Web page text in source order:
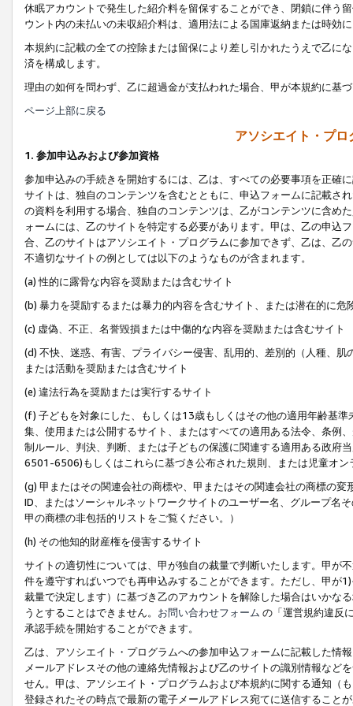
休眠アカウントで発生した紹介料を留保することができ、閉鎖に伴う
ウント内の未払いの未収紹介料は、適用法による国庫返納または時効
本規約に記載の全ての控除または留保により差し引かれたうえで乙に
済を構成します。
理由の如何を問わず、乙に超過金が支払われた場合、甲が本規約に基
ページ上部に戻る
アソシエイト・プ
1. 参加申込みおよび参加資格
参加申込みの手続きを開始するには、乙は、すべての必要事項を正確
サイトは、独自のコンテンツを含むとともに、申込フォームに記載さ
の資料を利用する場合、独自のコンテンツは、乙がコンテンツに含め
ォームには、乙のサイトを特定する必要があります。甲は、乙の申込
合、乙のサイトはアソシエイト・プログラムに参加できず、乙は、乙
不適切なサイトの例としては以下のようなものが含まれます。
(a) 性的に露骨な内容を奨励または含むサイト
(b) 暴力を奨励するまたは暴力的内容を含むサイト、または潜在的に
(c) 虚偽、不正、名誉毀損または中傷的な内容を奨励または含むサイト
(d) 不快、迷惑、有害、プライバシー侵害、乱用的、差別的（人種、
または活動を奨励または含むサイト
(e) 違法行為を奨励または実行するサイト
(f) 子どもを対象にした、もしくは13歳もしくはその他の適用年齢基
集、使用または公開するサイト、またはすべての適用ある法令、条例
制ルール、判決、判断、または子どもの保護に関連する適用ある政府
6501-6506)もしくはこれらに基づき公布された規則、または児童オン
(g) 甲またはその関連会社の商標や、甲またはその関連会社の商標の
ID、またはソーシャルネットワークサイトのユーザー名、グループ名
甲の商標の非包括的リストをご覧ください。）
(h) その他知的財産権を侵害するサイト
サイトの適切性については、甲が独自の裁量で判断いたします。甲が
件を遵守すればいつでも再申込みすることができます。ただし、甲が
裁量で決定します）に基づき乙のアカウントを解除した場合はいかな
うとすることはできません。 お問い合わせフォーム の「運営規約違反
承認手続を開始することができます。
乙は、アソシエイト・プログラムへの参加申込フォームに記載した情
メールアドレスその他の連絡先情報および乙のサイトの識別情報など
せん。甲は、アソシエイト・プログラムおよび本規約に関する通知（
登録されたその時点で最新の電子メールアドレス宛てに送信すること